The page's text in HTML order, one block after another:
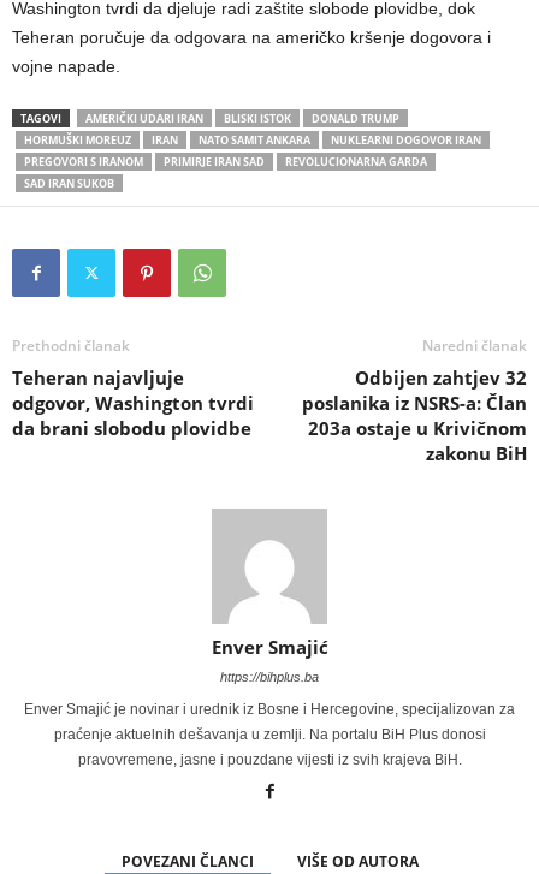
Washington tvrdi da djeluje radi zaštite slobode plovidbe, dok
Teheran poručuje da odgovara na američko kršenje dogovora i
vojne napade.
TAGOVI AMERIČKI UDARI IRAN BLISKI ISTOK
DONALD TRUMP
HORMUŠKI MOREUZ
IRAN NATO SAMIT ANKARA
NUKLEARNI DOGOVOR IRAN
PREGOVORI S IRANOM
PRIMIRJE IRAN SAD
REVOLUCIONARNA GARDA
SAD IRAN SUKOB
Prethodni članak
Teheran najavljuje
odgovor, Washington tvrdi
da brani slobodu plovidbe
Naredni članak
Odbijen zahtjev 32
poslanika iz NSRS-a: Član
203a ostaje u Krivičnom
zakonu BiH
Enver Smajić
https://bihplus.ba
Enver Smajić je novinar i urednik iz Bosne i Hercegovine, specijalizovan za
praćenje aktuelnih dešavanja u zemlji. Na portalu BiH Plus donosi
pravovremene, jasne i pouzdane vijesti iz svih krajeva BiH.
POVEZANI ČLANCI VIŠE OD AUTORA